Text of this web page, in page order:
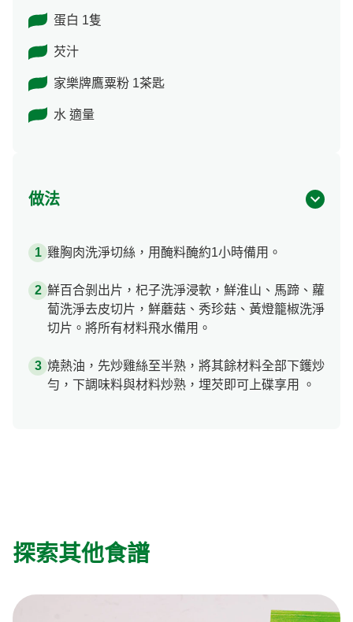
蛋白 1隻
芡汁
家樂牌鷹粟粉 1茶匙
水 適量
做法
雞胸肉洗淨切絲，用醃料醃約1小時備用。
鮮百合剝出片，杞子洗淨浸軟，鮮淮山、馬蹄、蘿
蔔洗淨去皮切片，鮮蘑菇、秀珍菇、黃燈籠椒洗淨
切片。將所有材料飛水備用。
燒熱油，先炒雞絲至半熟，將其餘材料全部下鑊炒
勻，下調味料與材料炒熟，埋芡即可上碟享用 。
探索其他食譜